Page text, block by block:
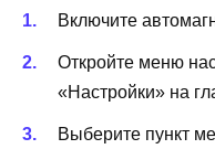
Включите
Откройте меню
«Настройки» на
Выберите пункт